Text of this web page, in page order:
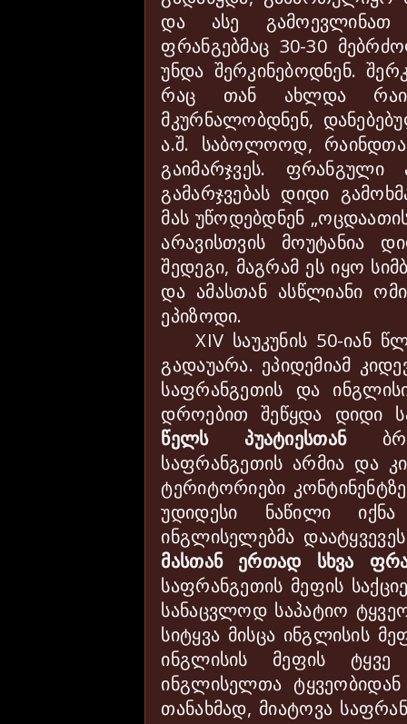
და ასე გამოევლინათ
ფრანგებმაც 30-30
უნდა შერკინებოდნენ.
რაც თან ახლდა
მკურნალობდნენ,
ა.შ. საბოლოოდ, რაინდთა
გაიმარჯვეს.
გამარჯვებას დიდი
მას უწოდებდნენ
არავისთვის მოუტანია
შედეგი, მაგრამ ეს იყო
და ამასთან ასწლიანი
ეპიზოდი.
XIV საუკუნის 50-იან
გადაუარა. ეპიდემიამ
საფრანგეთის და
დროებით შეწყდა დიდი
წელს პუატიესთან
საფრანგეთის არმია და
ტერიტორიები
უდიდესი ნაწილი
ინგლისელებმა
მასთან ერთად სხვა
საფრანგეთის მეფის
სანაცვლოდ საპატიო
სიტყვა მისცა ინგლისის
ინგლისის მეფის
ინგლისელთა
თანახმად, მიატოვა